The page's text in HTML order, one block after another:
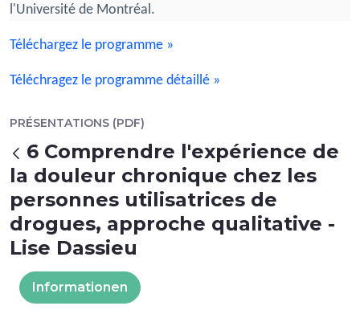
l'Université de Montréal.
Téléchargez le programme »
Téléchragez le programme détaillé »
PRÉSENTATIONS (PDF)
Zurück
6 Comprendre l'expérience de
la douleur chronique chez les
personnes utilisatrices de
drogues, approche qualitative -
Lise Dassieu
Informationen